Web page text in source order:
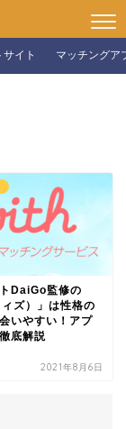
イト マッチングア
DaiGo監修の
ィズ）」は性格の
いやすい！アプ
底解説
2021年8月6日